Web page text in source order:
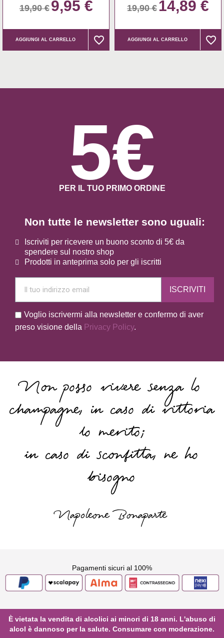
19,90 € 9,95 €
AGGIUNGI AL CARRELLO favorite_border
favorite_border
19,90 € 14,89 €
AGGIUNGI AL CARRELLO favorite_border
favorite_border
Non tutte le newsletter sono uguali:
Iscriviti per ricevere un buono sconto di 5€ da
spendere sul nostro shop
Prodotti in anteprima solo per gli iscritti
ISCRIVITI
Voglio iscrivermi alla newsletter e confermo di aver
preso visione della Privacy Policy.
5€
PER IL TUO PRIMO ORDINE
Non posso vivere senza lo
champagne, in caso di vittoria
lo merito;
in caso di sconfitta, ne ho
bisogno
Napoleone Bonaparte
Pagamenti sicuri al 100%
È vietata la vendita di alcolici ai minori di 18 anni. L'abuso di
alcol è dannoso per la salute. Consumare con moderazione.